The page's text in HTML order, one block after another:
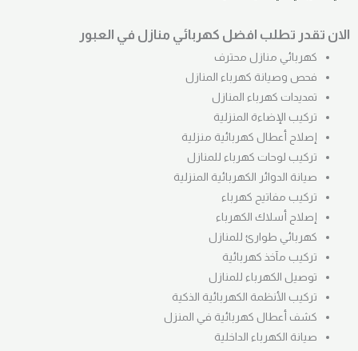
الان تقدر تطلب افضل كهربائي منازل في العبور
كهربائي منازل محترف
فحص وصيانة كهرباء المنازل
تمديدات كهرباء المنازل
تركيب الإضاءة المنزلية
إصلاح أعطال كهربائية منزلية
تركيب لوحات كهرباء للمنازل
صيانة الدوائر الكهربائية المنزلية
تركيب مفاتيح كهرباء
إصلاح أسلاك الكهرباء
كهربائي طوارئ للمنازل
تركيب مآخذ كهربائية
توصيل الكهرباء للمنازل
تركيب الأنظمة الكهربائية الذكية
كشف أعطال كهربائية في المنزل
صيانة الكهرباء الداخلية